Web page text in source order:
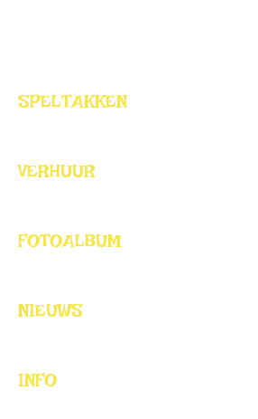
SPELTAKKEN
VERHUUR
FOTOALBUM
NIEUWS
INFO